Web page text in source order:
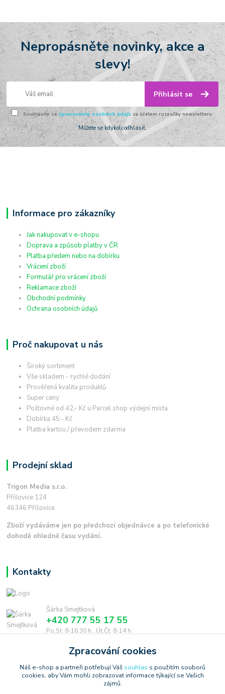
Nepropásněte novinky, akce a
slevy!
Přihlásit se
Souhlasím se zpracováním osobních údajů za účelem rozesílky newsletteru.
Můžete se kdykoli odhlásit.
Informace pro zákazníky
Jak nakupovat v e-shopu
Doprava a způsob platby v ČR
Platba předem nebo na dobírku
Vrácení zboží
Formulář pro vrácení zboží
Reklamace zboží
Obchodní podmínky
Ochrana osobních údajů
Proč nakupovat u nás
Široký sortiment
Vše skladem - rychlé dodání
Prověřená kvalita produktů
Super ceny
Poštovné od 42,- Kč u Parcel shop výdejní místa
Dobírka 45,- Kč
Platba kartou / převodem zdarma
Prodejní sklad
Trigon Media s.r.o.
Příšovice 124
46346 Příšovice
Zboží vydáváme jen po předchozí objednávce a po telefonické
dohodě ohledně času vydání.
Kontakty
Šárka Smejtková
+420 777 55 17 55
Po,St: 8-16.30 h., Út,Čt: 8-14 h.
smejtkova@trigonmedia.czZpracování cookies
Náš e-shop a partneři potřebují Váš souhlas s použitím souborů
cookies, aby Vám mohli zobrazovat informace týkající se Vašich
zájmů.